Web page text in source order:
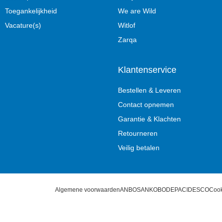
Toegankelijkheid
Vacature(s)
We are Wild
Witlof
Zarqa
Klantenservice
Bestellen & Leveren
Contact opnemen
Garantie & Klachten
Retourneren
Veilig betalen
Algemene voorwaardenANBOSANKOBODEPACIDESCO